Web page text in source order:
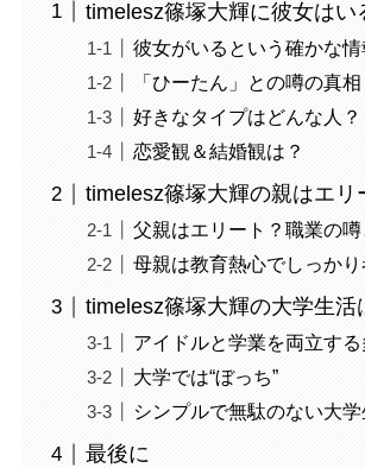
timelesz篠塚大輝に彼女はい
彼女がいるという確かな
「ひーたん」との噂の真相
好きなタイプはどんな人？
恋愛観＆結婚観は？
timelesz篠塚大輝の親はエリ
父親はエリート？職業の噂
母親は教育熱心でしっかり
timelesz篠塚大輝の大学生活
アイドルと学業を両立す
大学では“ぼっち”
シンプルで無駄のない大
最後に